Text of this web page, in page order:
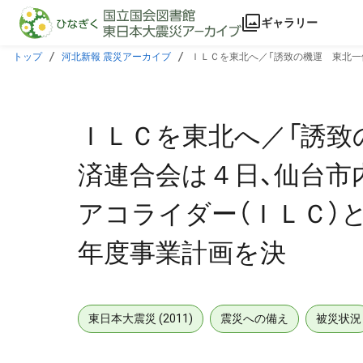
本文に飛ぶ
ギャラリー
トップ 河北新報 震災アーカイブ
ＩＬＣを東北へ／「誘致の機運 東北一
ＩＬＣを東北へ／「誘
済連合会は４日、仙台
アコライダー（ＩＬＣ
年度事業計画を決
東日本大震災 (2011) 震災への備え 被災状況